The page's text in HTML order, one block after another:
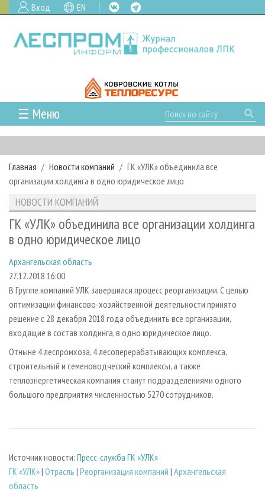
Вход EN
☰ Меню
ГЛАВНАЯ
РУБРИКИ И ТЕМЫ
РУБРИКИ ЖУРНАЛА
ЛЕСНОЕ ХОЗЯЙСТВО
ЛЕСОЗАГОТОВКА
ЛЕСОПИЛЕНИЕ
СУШКА ДРЕВЕСИНЫ
ПРОИЗВОДСТВО ДРЕВЕСНЫХ ПЛИТ
ДЕРЕВЯННОЕ ДОМОСТРОЕНИЕ
ПРОИЗВОДСТВО МЕБЕЛИ
БИОЭНЕРГЕТИКА
ЦБП
ИНСТРУМЕНТ И МАТЕРИАЛЫ
НОВОСТИ
КАЛЕНДАРЬ СОБЫТИЙ
НОВОСТИ ЛПК
НОВОСТИ ЖУРНАЛА
ПРОЕКТЫ ЛПИ
АНАЛИТИКА
ПРЕДПРИЯТИЯ ЛПК
ПЕРСОНЫ
МОБИЛЬНЫЕ ВЫСТАВКИ
ОФИЦИАЛЬНЫЕ ДЕЛЕГАЦИИ
ПРИОРИТЕТНЫЕ ИНВЕСТПРОЕКТЫ
RUSSIAN FORESTRY REVIEW
ГАЗЕТА ЛЕСПРОМФОРУМ
БИБЛИОТЕКА СПЕЦИАЛИСТА
АРХИВ
АРХИВ ЖУРНАЛОВ
О ЖУРНАЛЕ
ПОДПИСКА
КОНТАКТЫ
РЕКЛАМОДАТЕЛЯМ
РЕКЛАМА
РЕКЛАМА НА САЙТЕ
Главная Новости компаний
ГК «УЛК» объединила все
организации холдинга в одно юридическое лицо
НОВОСТИ КОМПАНИЙ
ГК «УЛК» объединила все организации холдинга
в одно юридическое лицо
Архангельская область
27.12.2018 16:00
В Группе компаний УЛК завершился процесс реорганизации. С целью
оптимизации финансово-хозяйственной деятельности принято
решение с 28 декабря 2018 года объединить все организации,
входящие в состав холдинга, в одно юридическое лицо.
Отныне 4 леспромхоза, 4 лесоперерабатывающих комплекса,
строительный и семеноводческий комплексы, а также
теплоэнергетическая компания станут подразделениями одного
большого предприятия численностью 5270 сотрудников.
Источник новости: Пресс-служба ГК «УЛК»
ГК «УЛК»| Отрасль | Реорганизация компаний | Архангельская
область